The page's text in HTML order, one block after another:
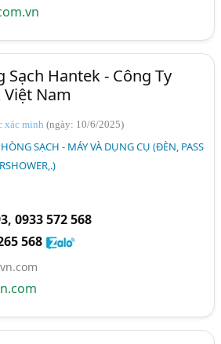
Sạch Hantek - Công Ty
Nam
xác minh(ngày: 10/6/2025)
SẠCH - MÁY VÀ DỤNG CỤ (ĐÈN, PASS
,0933 572 568
568